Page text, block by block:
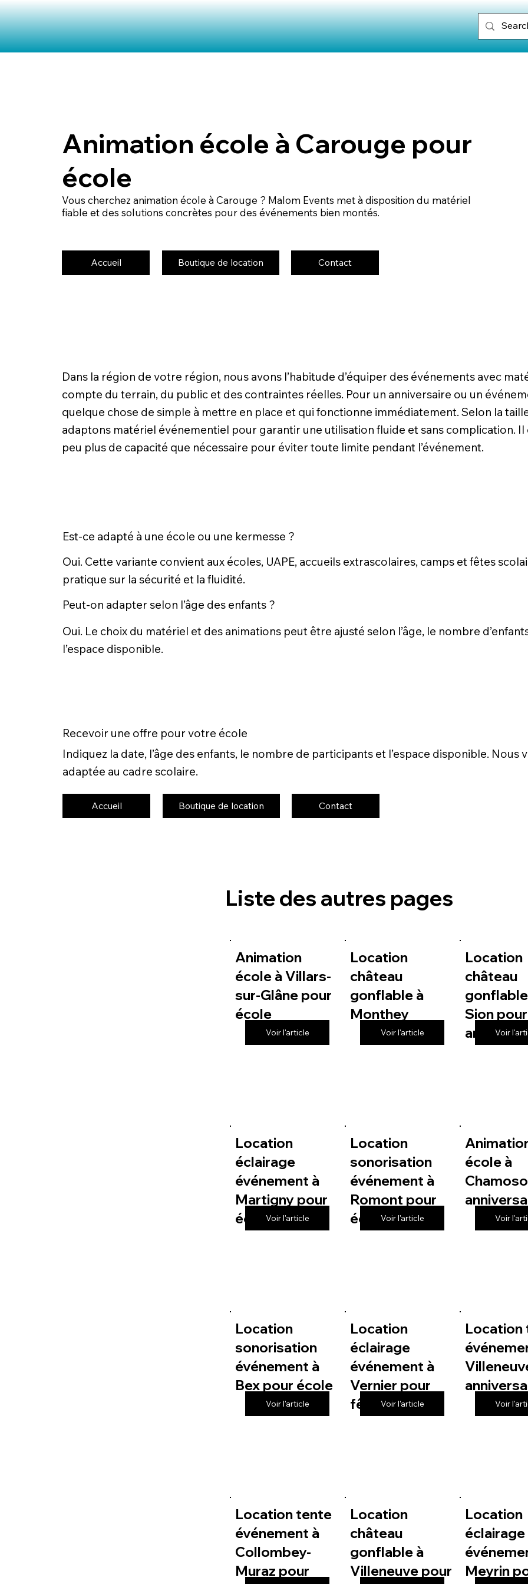
Animation école à Carouge pour
école
Vous cherchez animation école à Carouge ? Malom Events met à disposition du matériel
fiable et des solutions concrètes pour des événements bien montés.
Accueil Boutique de location Contact
Dans la région de votre région, nous avons l’habitude d’équiper des événements avec
compte du terrain, du public et des contraintes réelles. Pour un anniversaire ou un
quelque chose de simple à mettre en place et qui fonctionne immédiatement. Selon la
adaptons matériel événementiel pour garantir une utilisation fluide et sans complication.
peu plus de capacité que nécessaire pour éviter toute limite pendant l’événement.
Est-ce adapté à une école ou une kermesse ?
Oui. Cette variante convient aux écoles, UAPE, accueils extrascolaires, camps et fêtes
pratique sur la sécurité et la fluidité.
Peut-on adapter selon l’âge des enfants ?
Oui. Le choix du matériel et des animations peut être ajusté selon l’âge, le nombre
l’espace disponible.
Recevoir une offre pour votre école
Indiquez la date, l’âge des enfants, le nombre de participants et l’espace disponible.
adaptée au cadre scolaire.
Accueil Boutique de location Contact
Liste des autres pages
Animation
école à Villars-
sur-Glâne pour
école
Voir l'article
Location
château
gonflable à
Monthey
Voir l'article
Location
château
Sion pour
Voir
Location
éclairage
événement à
Martigny pour
écoleVoir l'article
Location
sonorisation
événement à
Romont pour
écoleVoir l'article
école à
Voir
Location
sonorisation
événement à
Bex pour école
Voir l'article
Location
éclairage
événement à
Vernier pour
fête de village
Voir l'article
Location
Voir
Location tente
événement à
Collombey-
Muraz pour
Location
château
gonflable à
Villeneuve pour
Location
éclairage
Meyrin